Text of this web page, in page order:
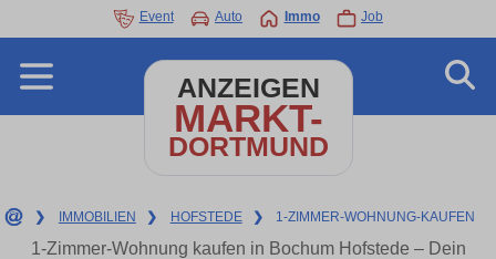
Event Auto Immo Job
ANZEIGEN
MARKT-
DORTMUND
❯ IMMOBILIEN ❯ HOFSTEDE ❯ 1-ZIMMER-WOHNUNG-KAUFEN
1-Zimmer-Wohnung kaufen in Bochum Hofstede – Dein